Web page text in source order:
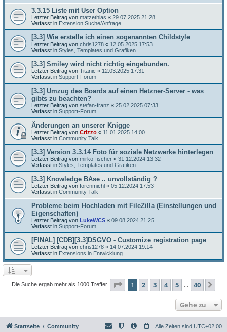
3.3.15 Liste mit User Option
Letzter Beitrag von matzethias « 29.07.2025 21:28
Verfasst in Extension Suche/Anfrage
[3.3] Wie erstelle ich einen sogenannten Childstyle
Letzter Beitrag von chris1278 « 12.05.2025 17:53
Verfasst in Styles, Templates und Grafiken
[3.3] Smiley wird nicht richtig eingebunden.
Letzter Beitrag von Titanic « 12.03.2025 17:31
Verfasst in Support-Forum
[3.3] Umzug des Boards auf einen Hetzner-Server - was
gibts zu beachten?
Letzter Beitrag von stefan-franz « 25.02.2025 07:33
Verfasst in Support-Forum
Änderungen an unserer Knigge
Letzter Beitrag von Crizzo « 11.01.2025 14:00
Verfasst in Community Talk
[3.3] Version 3.3.14 Foto für soziale Netzwerke hinterlegen
Letzter Beitrag von mirko-fischer « 31.12.2024 13:32
Verfasst in Styles, Templates und Grafiken
[3.3] Knowledge BAse .. unvollständig ?
Letzter Beitrag von forenmichl « 05.12.2024 17:53
Verfasst in Community Talk
Probleme beim Hochladen mit FileZilla (Einstellungen und
Eigenschaften)
Letzter Beitrag von LukeWCS « 09.08.2024 21:25
Verfasst in Support-Forum
[FINAL] [CDB][3.3]DSGVO - Customize registration page
Letzter Beitrag von chris1278 « 14.07.2024 19:14
Verfasst in Extensions in Entwicklung
Die Suche ergab mehr als 1000 Treffer Seite 1von 40
1 2 3 4 5 40
Gehe zu
Startseite Community Alle Zeiten sind UTC+02:00